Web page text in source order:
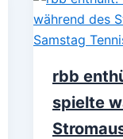
rbb
spielte